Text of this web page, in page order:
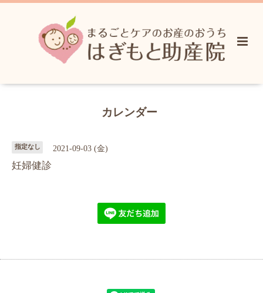
カレンダー
指定なし 2021-09-03 (金)
妊婦健診